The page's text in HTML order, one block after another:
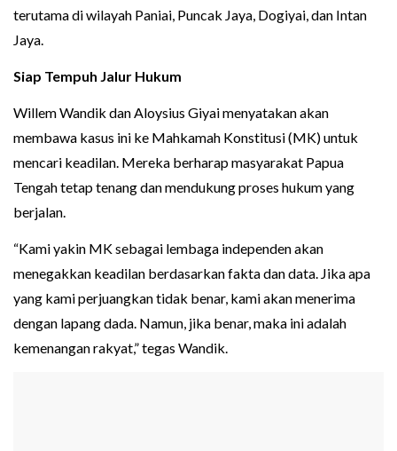
terutama di wilayah Paniai, Puncak Jaya, Dogiyai, dan Intan
Jaya.
Siap Tempuh Jalur Hukum
Willem Wandik dan Aloysius Giyai menyatakan akan
membawa kasus ini ke Mahkamah Konstitusi (MK) untuk
mencari keadilan. Mereka berharap masyarakat Papua
Tengah tetap tenang dan mendukung proses hukum yang
berjalan.
“Kami yakin MK sebagai lembaga independen akan
menegakkan keadilan berdasarkan fakta dan data. Jika apa
yang kami perjuangkan tidak benar, kami akan menerima
dengan lapang dada. Namun, jika benar, maka ini adalah
kemenangan rakyat,” tegas Wandik.